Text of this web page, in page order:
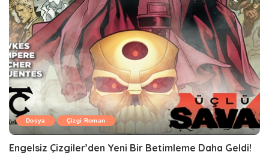
Dosya Çizgi Roman
Engelsiz Çizgiler’den Yeni Bir Betimleme Daha Geldi!